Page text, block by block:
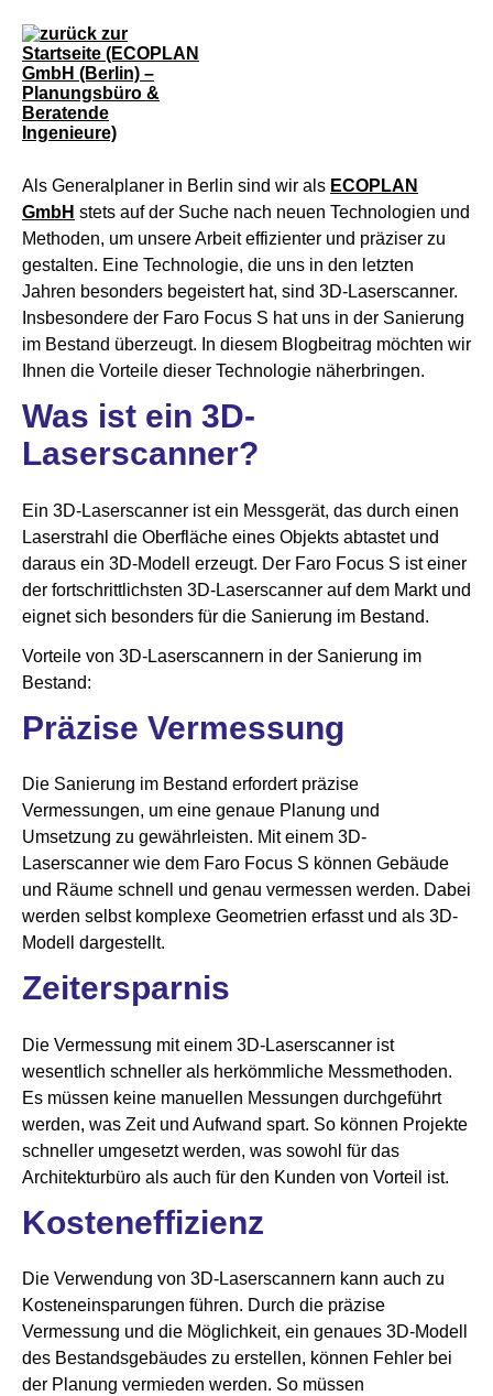
Als Generalplaner in Berlin sind wir als ECOPLAN
GmbH stets auf der Suche nach neuen Technologien und
Methoden, um unsere Arbeit effizienter und präziser zu
gestalten. Eine Technologie, die uns in den letzten
Jahren besonders begeistert hat, sind 3D-Laserscanner.
Insbesondere der Faro Focus S hat uns in der Sanierung
im Bestand überzeugt. In diesem Blogbeitrag möchten wir
Ihnen die Vorteile dieser Technologie näherbringen.
Was ist ein 3D-
Laserscanner?
Ein 3D-Laserscanner ist ein Messgerät, das durch einen
Laserstrahl die Oberfläche eines Objekts abtastet und
daraus ein 3D-Modell erzeugt. Der Faro Focus S ist einer
der fortschrittlichsten 3D-Laserscanner auf dem Markt und
eignet sich besonders für die Sanierung im Bestand.
Vorteile von 3D-Laserscannern in der Sanierung im
Bestand:
Präzise Vermessung
Die Sanierung im Bestand erfordert präzise
Vermessungen, um eine genaue Planung und
Umsetzung zu gewährleisten. Mit einem 3D-
Laserscanner wie dem Faro Focus S können Gebäude
und Räume schnell und genau vermessen werden. Dabei
werden selbst komplexe Geometrien erfasst und als 3D-
Modell dargestellt.
Zeitersparnis
Die Vermessung mit einem 3D-Laserscanner ist
wesentlich schneller als herkömmliche Messmethoden.
Es müssen keine manuellen Messungen durchgeführt
werden, was Zeit und Aufwand spart. So können Projekte
schneller umgesetzt werden, was sowohl für das
Architekturbüro als auch für den Kunden von Vorteil ist.
Kosteneffizienz
Die Verwendung von 3D-Laserscannern kann auch zu
Kosteneinsparungen führen. Durch die präzise
Vermessung und die Möglichkeit, ein genaues 3D-Modell
des Bestandsgebäudes zu erstellen, können Fehler bei
der Planung vermieden werden. So müssen